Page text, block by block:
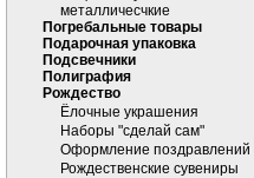
металличесчкие
Погребальные товары
Подарочная упаковка
Подсвечники
Полиграфия
Рождество
Ёлочные украшения
Наборы "сделай сам"
Оформление поздравлений
Рождественские сувениры